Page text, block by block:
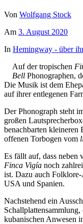
Von Wolfgang Stock
Am 3. August 2020
In Hemingway - über
Auf der tropischen
Bell Phonographen,
Die Musik ist dem
auf ihrer entlegenen
Der Phonograph steht
großen
benachbarten kleineren
offenen Torbogen vom
Es fällt auf, dass neben
Finca Vigía noch
ist. Dazu auch
USA und Spanien.
Nachstehend ein
kubanischen Anwesen